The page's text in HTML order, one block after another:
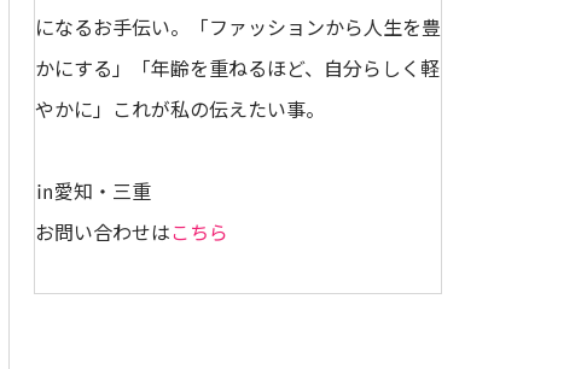
になるお手伝い。「ファッションから人生を豊
かにする」「年齢を重ねるほど、自分らしく軽
やかに」これが私の伝えたい事。
㏌愛知・三重
お問い合わせはこちら